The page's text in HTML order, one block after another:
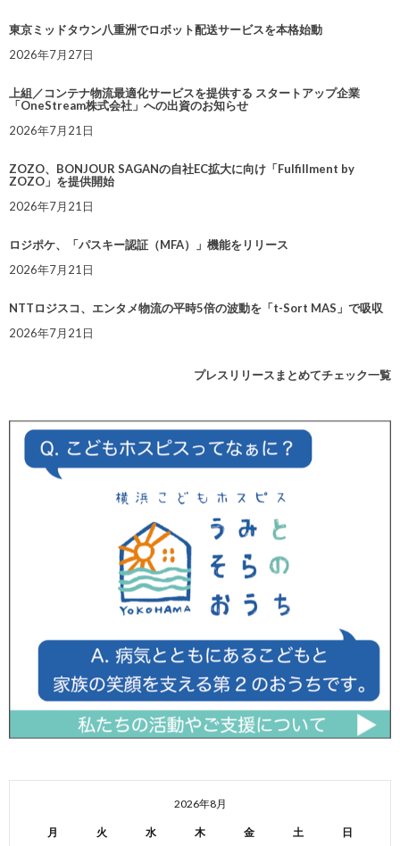
東京ミッドタウン八重洲でロボット配送サービスを本格始動
2026年7月27日
上組／コンテナ物流最適化サービスを提供する スタートアップ企業
「OneStream株式会社」への出資のお知らせ
2026年7月21日
ZOZO、BONJOUR SAGANの自社EC拡大に向け「Fulfillment by
ZOZO」を提供開始
2026年7月21日
ロジポケ、「パスキー認証（MFA）」機能をリリース
2026年7月21日
NTTロジスコ、エンタメ物流の平時5倍の波動を「t-Sort MAS」で吸収
2026年7月21日
プレスリリースまとめてチェック一覧
2026年8月
月 火 水 木 金 土 日